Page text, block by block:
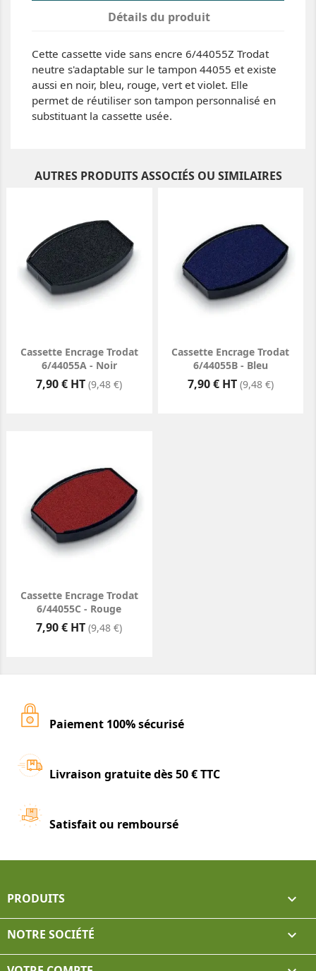
Détails du produit
Cette cassette vide sans encre 6/44055Z Trodat
neutre s'adaptable sur le tampon 44055 et existe
aussi en noir, bleu, rouge, vert et violet. Elle
permet de réutiliser son tampon personnalisé en
substituant la cassette usée.
AUTRES PRODUITS ASSOCIÉS OU SIMILAIRES
Cassette Encrage Trodat
6/44055A - Noir
Prix
7,90 € HT (9,48 €)
Cassette Encrage Trodat
6/44055B - Bleu
Prix
7,90 € HT (9,48 €)
Cassette Encrage Trodat
6/44055C - Rouge
Prix
7,90 € HT (9,48 €)
Paiement 100% sécurisé
Livraison gratuite dès 50 € TTC
Satisfait ou remboursé
PRODUITS 
NOTRE SOCIÉTÉ 